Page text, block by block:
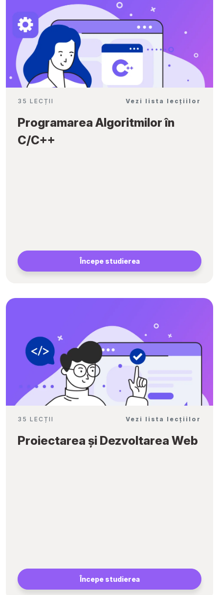
35 LECȚII Vezi lista lecțiilor
Programarea Algoritmilor în
C/C++
Începe studierea
35 LECȚII Vezi lista lecțiilor
Proiectarea și Dezvoltarea Web
Începe studierea